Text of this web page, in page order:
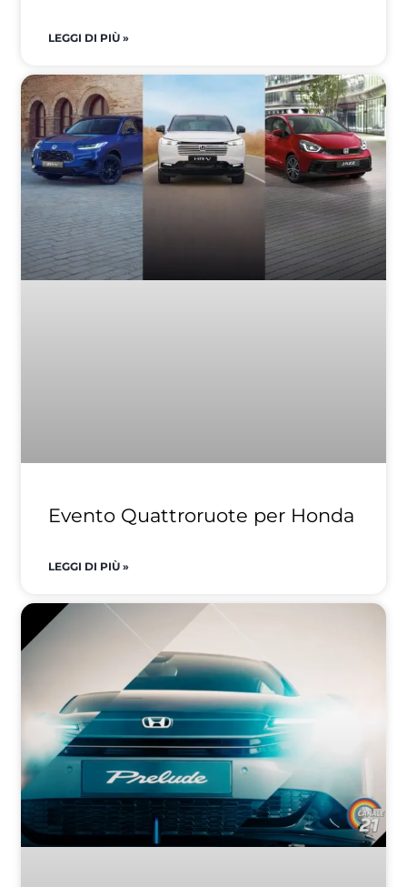
LEGGI DI PIÙ »
Evento Quattroruote per Honda
LEGGI DI PIÙ »